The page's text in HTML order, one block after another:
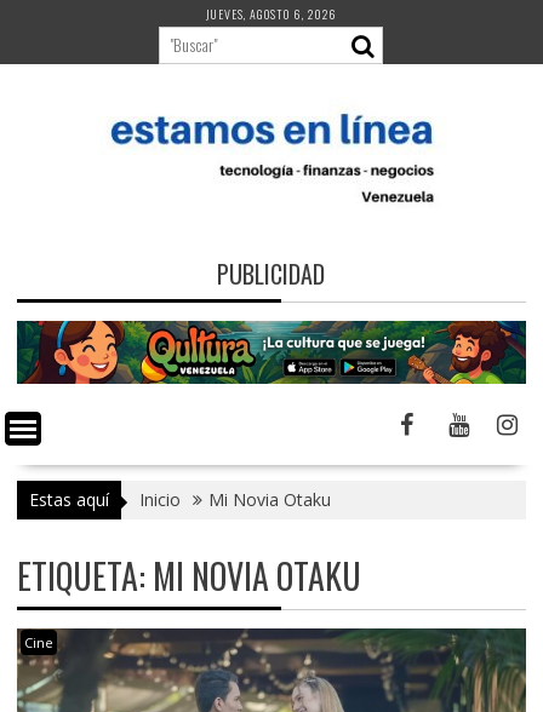
contenido
JUEVES, AGOSTO 6, 2026
PUBLICIDAD
Estas aquí Inicio Mi Novia Otaku
ETIQUETA: MI NOVIA OTAKU
Cine